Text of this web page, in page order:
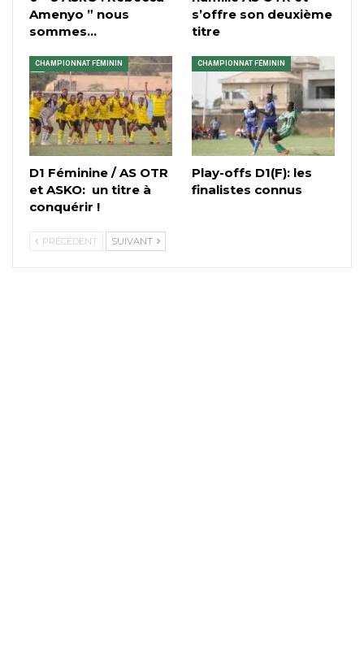
Amenyo ” nous
sommes…
s’offre son deuxième
titre
CHAMPIONNAT FÉMININ
D1 Féminine / AS OTR
et ASKO: un titre à
conquérir !
CHAMPIONNAT FÉMININ
Play-offs D1(F): les
finalistes connus
PRÉCÉDENT SUIVANT